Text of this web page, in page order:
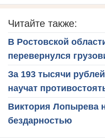
Читайте также:
В Ростовской
перевернулся
За 193 тысячи
научат
Виктория Лопырева
бездарностью